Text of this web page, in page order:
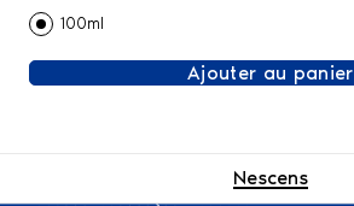
100ml
Ajouter au panier
Nescens